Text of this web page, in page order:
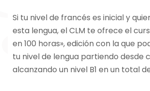
Si tu nivel de francés es inicial y
esta lengua, el CLM te ofrece el
en 100 horas», edición con la que
tu nivel de lengua partiendo desde
alcanzando un nivel B1 en un total